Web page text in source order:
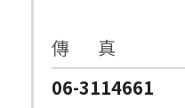
傳 真
06-3114661